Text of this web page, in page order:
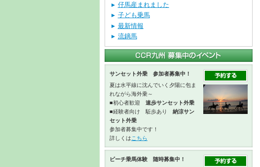
仔馬産まれました
子ども乗馬
最新情報
流鏑馬
サンセット外乗 参加者募集中！
夏は水平線に沈んでいく夕陽に包ま
れながら海外乗～
■初心者歓迎 速歩サンセット外乗
■経験者向け 駈歩あり 納涼サン
セット外乗
参加者募集中です！
詳しくは こちら
ビーチ乗馬体験 随時募集中！